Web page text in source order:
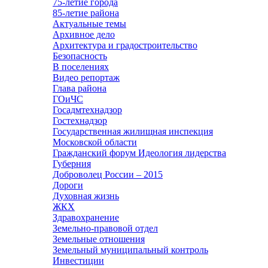
75-летие города
85-летие района
Актуальные темы
Архивное дело
Архитектура и градостроительство
Безопасность
В поселениях
Видео репортаж
Глава района
ГОиЧС
Госадмтехнадзор
Гостехнадзор
Государственная жилищная инспекция
Московской области
Гражданский форум Идеология лидерства
Губерния
Доброволец России – 2015
Дороги
Духовная жизнь
ЖКХ
Здравохранение
Земельно-правовой отдел
Земельные отношения
Земельный муниципальный контроль
Инвестиции